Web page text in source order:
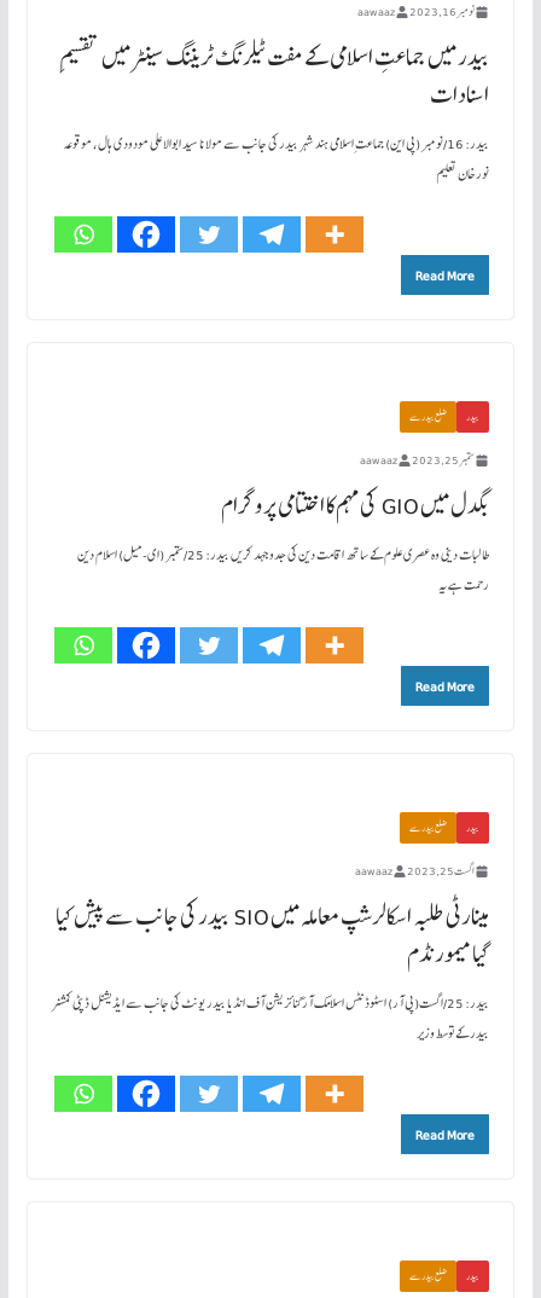
نومبر 16, 2023 aawaaz
بیدر میں جماعتِ اسلامی کے مفت ٹیلرنگ ٹریننگ سینٹرمیں تقسیمِ
اسنادات
بیدر: 16/نومبر (پی این) جماعت ِاسلامی ہند شہر بیدر کی جانب سے مولانا سید ابوالاعلی مودودی ہال، موقوعہ
نورخان تعلیم
Read More
بیدر ضلع بیدر سے
ستمبر 25, 2023 aawaaz
بگدل میں GIO کی مہم کا اختتامی پروگرام
طالبات دینی وہ عصری علوم کے ساتھ اقامت دین کی جدوجہد کریں بیدر: 25/ستمبر (ای-میل) اسلام دین
رحمت ہے یہ
Read More
بیدر ضلع بیدر سے
اگست 25, 2023 aawaaz
مینارٹی طلبہ اسکالرشپ معاملہ میں SIO بیدر کی جانب سے پیش کیا
گیا میمورنڈم
بیدر: 25/اگست(پی آر) اسٹوڈنٹس اسلامک آرگنائزیشن آف انڈیا بیدر یونٹ کی جانب سے ایڈیشنل ڈپٹی کمشنر
بیدر کے توسط وزیر
Read More
بیدر ضلع بیدر سے